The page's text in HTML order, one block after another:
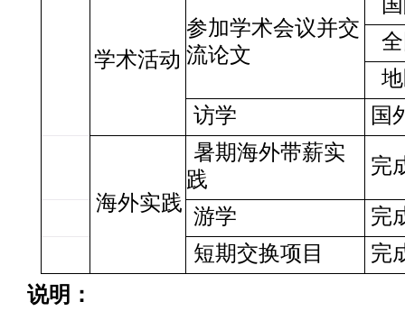
学术活动
参加学术会议并交
流论文
访学
国
海外实践
暑期海外带薪实
践
完
游学
完
短期交换项目
完
说明：